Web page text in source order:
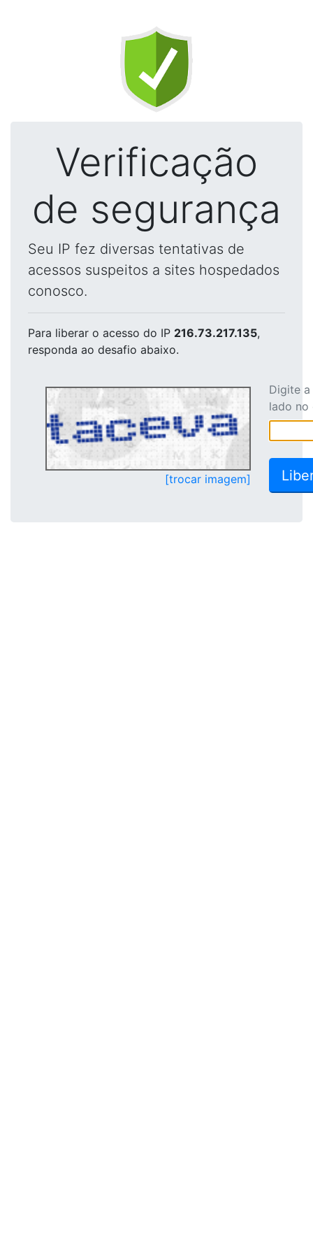
Verificação
de segurança
Seu IP fez diversas tentativas de
acessos suspeitos a sites hospedados
conosco.
Para liberar o acesso do IP 216.73.217.135,
responda ao desafio abaixo.
[trocar imagem]
Digite
lado no